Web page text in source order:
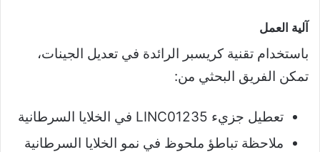
آلية العمل
باستخدام تقنية كريسبر الرائدة في تعديل الجينات،
تمكن الفريق البحثي من:
تعطيل جزيء LINC01235 في الخلايا السرطانية
ملاحظة تباطؤ ملحوظ في نمو الخلايا السرطانية